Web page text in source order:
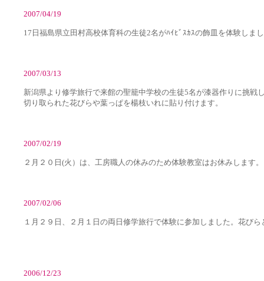
2007/04/19
17日福島県立田村高校体育科の生徒2名がﾊｲﾋﾞｽｶｽの飾皿を体験しま
2007/03/13
新潟県より修学旅行で来館の聖籠中学校の生徒5名が漆器作りに挑戦
切り取られた花びらや葉っぱを楊枝いれに貼り付けます。
2007/02/19
２月２０日(火）は、工房職人の休みのため体験教室はお休みします。
2007/02/06
１月２９日、２月１日の両日修学旅行で体験に参加しました。花び
2006/12/23